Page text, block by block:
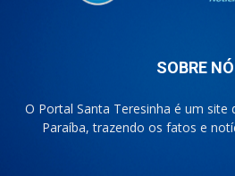
SOBRE
O Portal Santa Teresinha é um site
Paraíba, trazendo os fatos e